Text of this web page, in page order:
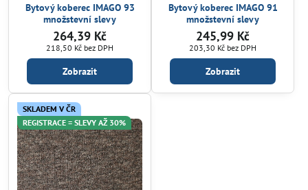
Bytový koberec IMAGO 93
množstevní slevy
264,39 Kč
218,50 Kč bez DPH
Zobrazit
Bytový koberec IMAGO 91
množstevní slevy
245,99 Kč
203,30 Kč bez DPH
Zobrazit
SKLADEM V ČR
REGISTRACE = SLEVY AŽ 30%